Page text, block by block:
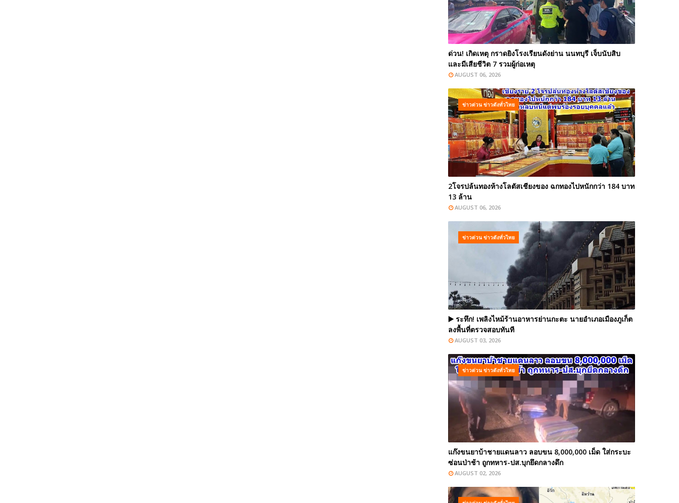
ด่วน! เกิดเหตุ กราดยิงโรงเรียนดังย่าน นนทบุรี เจ็บนับสิบ
และมีเสียชีวิต 7 รวมผู้ก่อเหตุ
AUGUST 06, 2026
ข่าวด่วน ข่าวดังทั่วไทย
2โจรปล้นทองห้างโลตัสเชียงของ ฉกทองไปหนักกว่า 184 บาท
13 ล้าน
AUGUST 06, 2026
ข่าวด่วน ข่าวดังทั่วไทย
▶️ ระทึก! เพลิงไหม้ร้านอาหารย่านกะตะ นายอำเภอเมืองภูเก็ต
ลงพื้นที่ตรวจสอบทันที
AUGUST 03, 2026
ข่าวด่วน ข่าวดังทั่วไทย
แก๊งขนยาบ้าชายแดนลาว ลอบขน 8,000,000 เม็ด ใส่กระบะ
ซ่อนป่าช้า ถูกทหาร-ปส.บุกยึดกลางดึก
AUGUST 02, 2026